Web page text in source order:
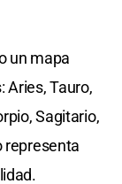
un mapa
Aries, Tauro,
Sagitario,
representa